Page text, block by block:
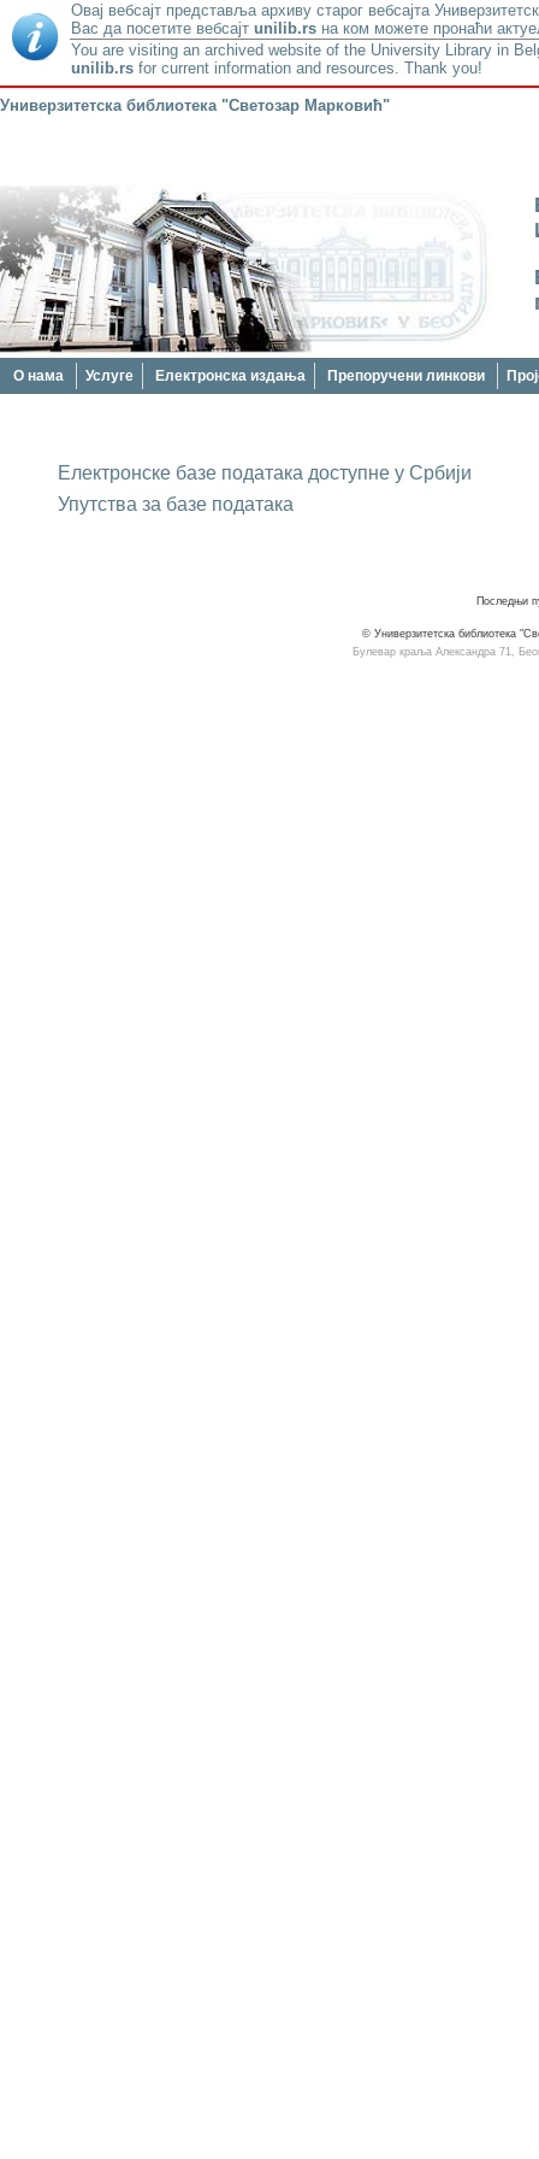
Овај вебсајт представља архиву старог вебсајта
Вас да посетите вебсајт unilib.rs на ком можете пронаћи
You are visiting an archived website of the University Library in
unilib.rs for current information and resources. Thank you!
Универзитетска библиотека "Светозар Марковић"
О нама Услуге Електронска издања Препоручени линкови
Електронске базе података доступне у Србији
Упутства за базе података
Последњи
© Универзитетска библиотека
Булевар краља Александра 71,